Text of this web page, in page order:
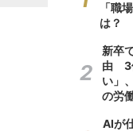
「職
は？
新卒
由 3
い」
の労
AIが